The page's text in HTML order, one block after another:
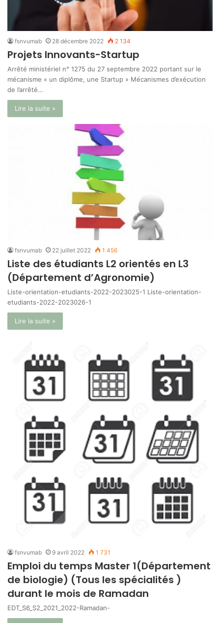
fsnvumab 28 décembre 2022 2 134
Projets Innovants-Startup
Arrêté ministériel n° 1275 du 27 septembre 2022 portant sur le
mécanisme « un diplôme, une Startup » Mécanismes d’exécution
de l’arrêté…
Lire la suite »
fsnvumab 22 juillet 2022 1 456
Liste des étudiants L2 orientés en L3
(Département d’Agronomie)
Liste-orientation-etudiants-2022-2023025-1 Liste-orientation-
etudiants-2022-2023026-1
Lire la suite »
fsnvumab 9 avril 2022 1 731
Emploi du temps Master 1(Département
de biologie) (Tous les spécialités )
durant le mois de Ramadan
EDT_S6_S2_2021_2022-Ramadan-